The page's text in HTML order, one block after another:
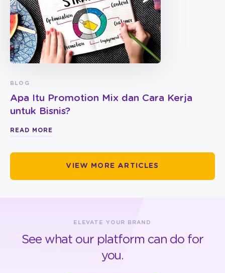
BLOG
Apa Itu Promotion Mix dan Cara Kerja
untuk Bisnis?
READ MORE
VIEW MORE ARTICLES
ELEVATE YOUR BRAND
See what our platform can do for
you.